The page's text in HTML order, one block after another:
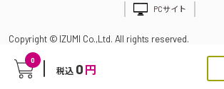
0
税込 0 円
PCサイト
Copyright © IZUMI Co.,Ltd. All rights reserved.